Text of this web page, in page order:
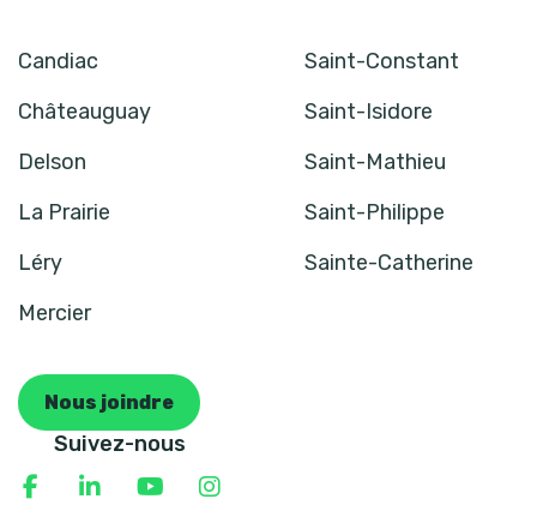
Candiac
Saint-Constant
Châteauguay
Saint-Isidore
Delson
Saint-Mathieu
La Prairie
Saint-Philippe
Léry
Sainte-Catherine
Mercier
Nous joindre
Suivez-nous